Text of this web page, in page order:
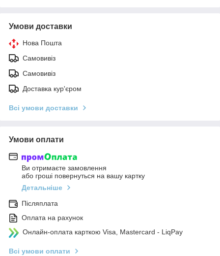
Умови доставки
Нова Пошта
Самовивіз
Самовивіз
Доставка кур'єром
Всі умови доставки
Умови оплати
Ви отримаєте замовлення
або гроші повернуться на вашу картку
Детальніше
Післяплата
Оплата на рахунок
Онлайн-оплата карткою Visa, Mastercard - LiqPay
Всі умови оплати